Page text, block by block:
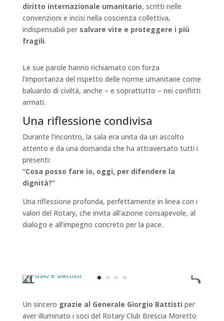
diritto internazionale umanitario, scritti nelle
convenzioni e incisi nella coscienza collettiva,
indispensabili per salvare vite e proteggere i più
fragili.
Le sue parole hanno richiamato con forza
l’importanza del rispetto delle norme umanitarie come
baluardo di civiltà, anche – e soprattutto – nei conflitti
armati.
Una riflessione condivisa
Durante l’incontro, la sala era unita da un ascolto
attento e da una domanda che ha attraversato tutti i
presenti:
“Cosa posso fare io, oggi, per difendere la
dignità?”
Una riflessione profonda, perfettamente in linea con i
valori del Rotary, che invita all’azione consapevole, al
dialogo e all’impegno concreto per la pace.
Un sincero grazie al Generale Giorgio Battisti per
aver illuminato i soci del Rotary Club Brescia Moretto